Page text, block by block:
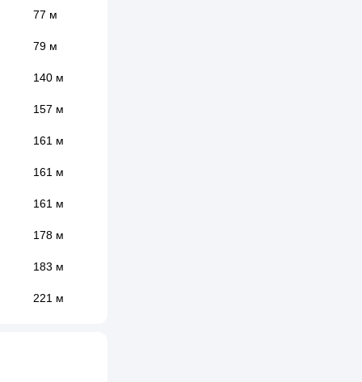
77 м
79 м
140 м
157 м
161 м
161 м
161 м
178 м
183 м
221 м